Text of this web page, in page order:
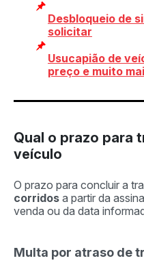
Desbloqueio de
solicitar
Usucapião de
preço e muito
Qual o prazo para
veículo
O prazo para concluir a
corridos a partir da
venda ou da data
Multa por atraso de